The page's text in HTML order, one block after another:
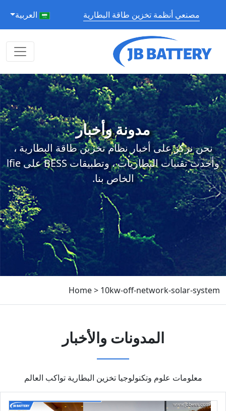
مصنعي أنظمة تخزين طاقة البطارية العربية
مدونة وأخبار
نحن نركز على أخبار نظام تخزين طاقة البطارية ،
وأحدث تقنيات البطاريات ، وتطبيقات BESS على lfie
الخاص بنا.
Home> 10kw-off-network-solar-system
المدونات والأخبار
معلومات علوم وتكنولوجيا تخزين البطارية تواكب العالم